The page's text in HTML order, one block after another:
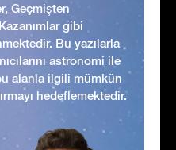
Geçmişten
gibi
Bu yazılarla
astronomi ile
alanla ilgili mümkün
hedeflemektedir.